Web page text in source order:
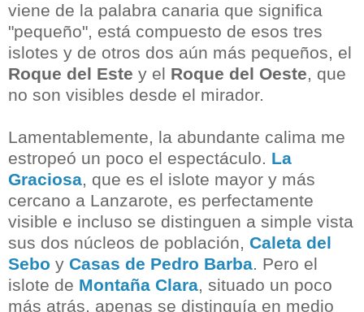
viene de la palabra canaria que significa
"pequeño", está compuesto de esos tres
islotes y de otros dos aún más pequeños, el
Roque del Este y el Roque del Oeste, que
no son visibles desde el mirador.
Lamentablemente, la abundante calima me
estropeó un poco el espectáculo. La
Graciosa, que es el islote mayor y más
cercano a Lanzarote, es perfectamente
visible e incluso se distinguen a simple vista
sus dos núcleos de población, Caleta del
Sebo y Casas de Pedro Barba. Pero el
islote de Montaña Clara, situado un poco
más atrás, apenas se distinguía en medio